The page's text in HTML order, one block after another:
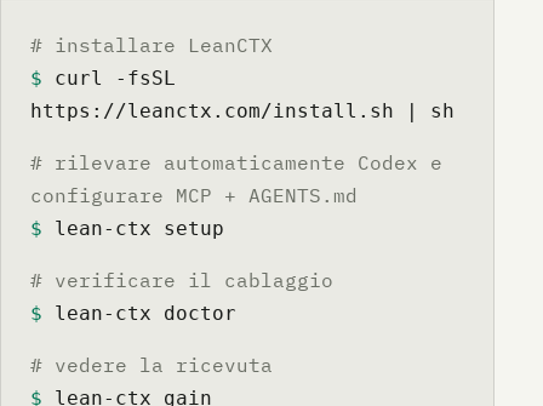
# installare LeanCTX
$ curl -fsSL
https://leanctx.com/install.sh | sh
# rilevare automaticamente Codex e
configurare MCP + AGENTS.md
$ lean-ctx setup
# verificare il cablaggio
$ lean-ctx doctor
# vedere la ricevuta
$ lean-ctx gain